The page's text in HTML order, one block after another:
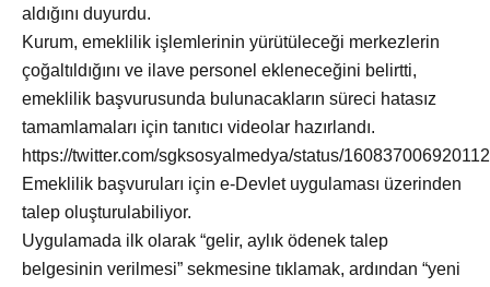
aldığını duyurdu.
Kurum, emeklilik işlemlerinin yürütüleceği merkezlerin
çoğaltıldığını ve ilave personel ekleneceğini belirtti,
emeklilik başvurusunda bulunacakların süreci hatasız
tamamlamaları için tanıtıcı videolar hazırlandı.
https://twitter.com/sgksosyalmedya/status/
Emeklilik başvuruları için e-Devlet uygulaması üzerinden
talep oluşturulabiliyor.
Uygulamada ilk olarak “gelir, aylık ödenek talep
belgesinin verilmesi” sekmesine tıklamak, ardından “yeni